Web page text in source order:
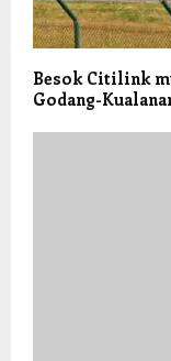
Besok Citilink
Godang-